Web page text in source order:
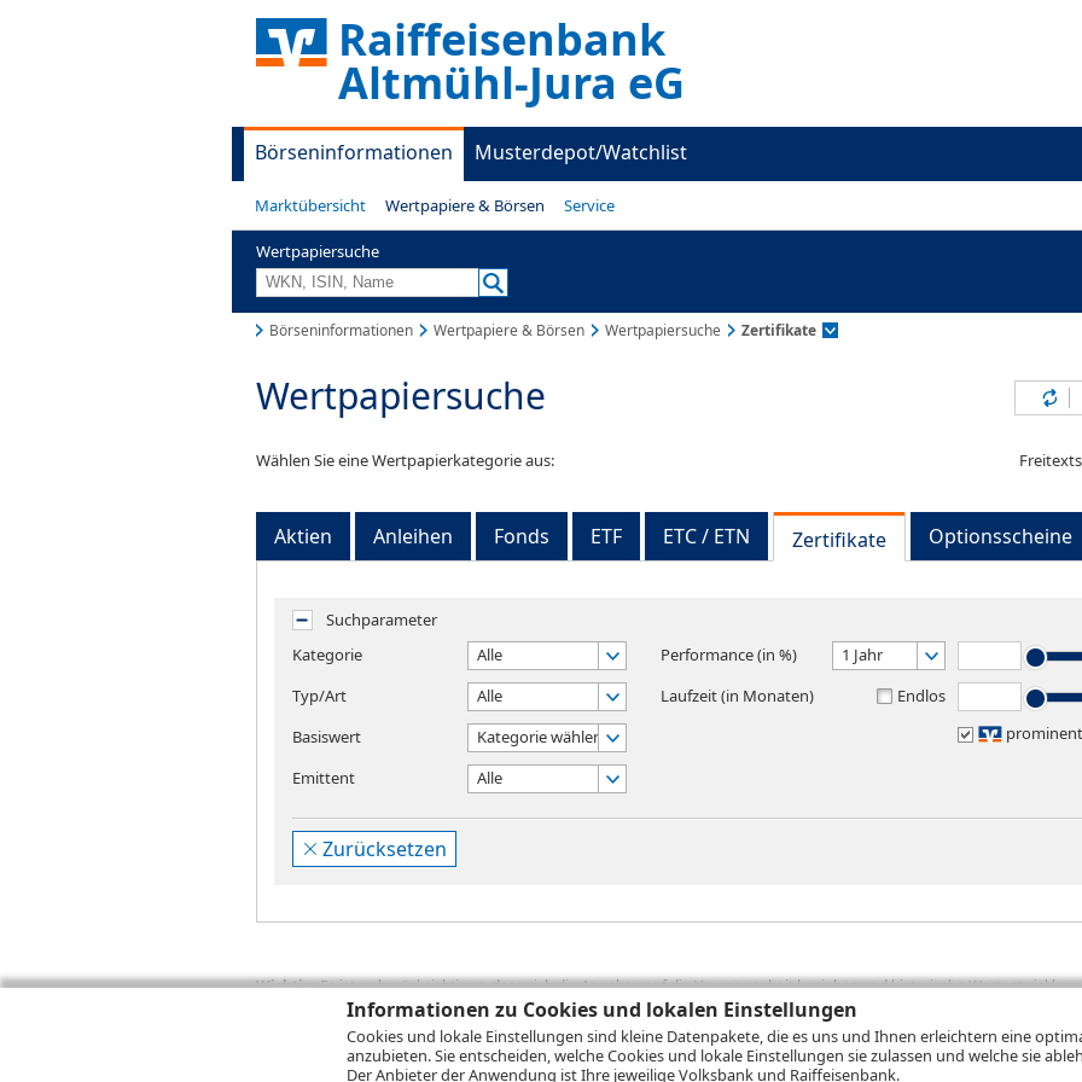
Informationen zu Cookies und lokalen Einstellungen
Cookies und lokale Einstellungen sind kleine Datenpakete, die es uns und Ihnen erleichtern eine
anzubieten. Sie entscheiden, welche Cookies und lokale Einstellungen sie zulassen und welche sie
Der Anbieter der Anwendung ist Ihre jeweilige Volksbank und Raiffeisenbank.
Raiffeisenbank
Altmühl-Jura eG
Börseninformationen Musterdepot/Watchlist
Marktübersicht Wertpapiere & Börsen Service
Wertpapiersuche
Börseninformationen Wertpapiere & Börsen Wertpapiersuche Zertifikate
Wertpapiersuche
Wählen Sie eine Wertpapierkategorie aus:
Aktien Anleihen Fonds ETF ETC / ETN Zertifikate Optionsscheine
Suchparameter
Kategorie
Alle
Typ/Art
Alle
Basiswert
Kategorie wählen
Emittent
Alle
Performance (in %)
1 Jahr
Laufzeit (in Monaten)
Endlos
prominent
Zurücksetzen
Wichtig:Es ist zu berücksichtigen, dass sich die Angaben auf die Vergangenheit beziehen und historische
zukünftige Ergebnisse darstellen. Bei Performanceangaben handelt es sich stets um Bruttowertangaben. Bei
Provisionen, Gebühren und andere Entgelte), die beim Erwerb von Wertpapieren in der Regel anfallen, nicht berücksichtigt.
Depotgebühren hinzu. Mit dem Wertentwicklungsrechner können Sie auf den einzelnen Wertpapierseiten Ihre individuell
Performance, die sich unter Berücksichtigung sämtlicher Transaktionskosten und etwaigen Depotgebühren ergibt,